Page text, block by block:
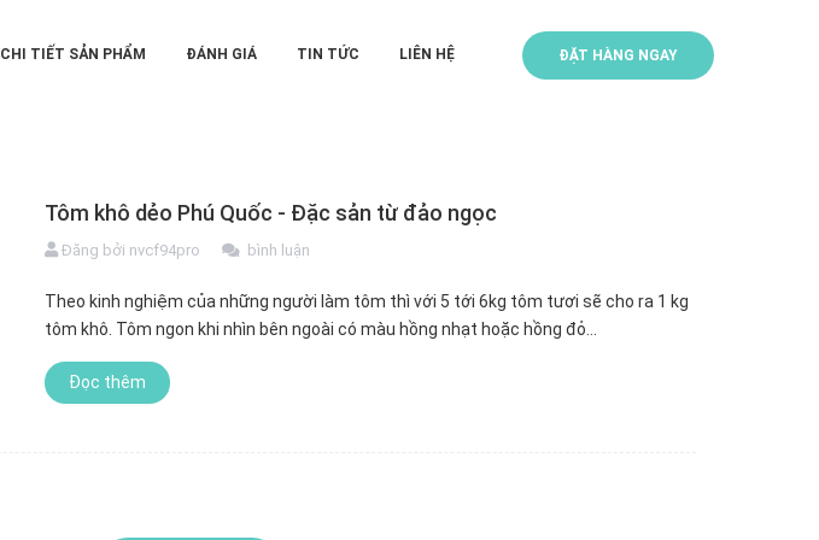
CHI TIẾT SẢN PHẨM ĐÁNH GIÁ TIN TỨC LIÊN HỆ ĐẶT HÀNG NGAY
Tôm khô dẻo Phú Quốc - Đặc sản từ đảo ngọc
Đăng bởi nvcf94pro bình luận
Theo kinh nghiệm của những người làm tôm thì với 5 tới 6kg tôm tươi sẽ cho ra 1 kg
tôm khô. Tôm ngon khi nhìn bên ngoài có màu hồng nhạt hoặc hồng đỏ…
Đọc thêm